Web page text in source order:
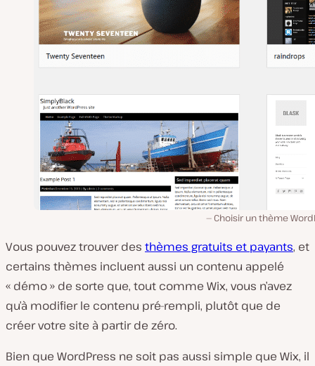
Choisir un thème
Vous pouvez trouver des thèmes gratuits et payants, et
certains thèmes incluent aussi un contenu appelé
« démo » de sorte que, tout comme Wix, vous n’avez
qu’à modifier le contenu pré-rempli, plutôt que de
créer votre site à partir de zéro.
Bien que WordPress ne soit pas aussi simple que Wix, il